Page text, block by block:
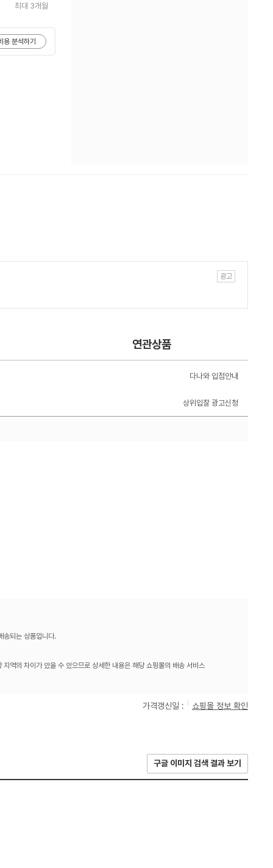
최대 3개월
용 분석하기
연관상품
다나와 입점안내
상위입찰 광고신청
송되는 상품입니다.
역의 차이가 있을 수 있으므로 상세한 내용은 해당 쇼핑몰의 배송 서비스
가격갱신일 : 쇼핑몰 정보 확인
구글 이미지 검색 결과 보기